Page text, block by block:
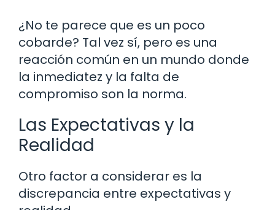
¿No te parece que es un poco
cobarde? Tal vez sí, pero es una
reacción común en un mundo donde
la inmediatez y la falta de
compromiso son la norma.
Las Expectativas y la
Realidad
Otro factor a considerar es la
discrepancia entre expectativas y